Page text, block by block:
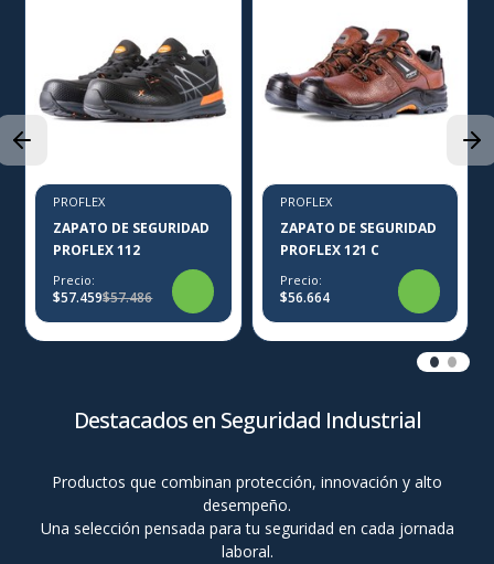
PROFLEX
ZAPATO DE SEGURIDAD
PROFLEX 112
Precio:
$57.459$57.486
PROFLEX
ZAPATO DE SEGURIDAD
PROFLEX 121 C
Precio:
$56.664
Destacados en Seguridad Industrial
Productos que combinan protección, innovación y alto
desempeño.
Una selección pensada para tu seguridad en cada jornada
laboral.